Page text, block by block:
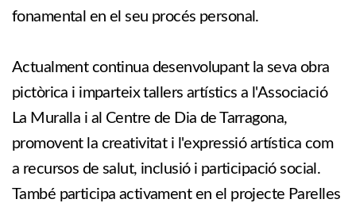
fonamental en el seu procés personal.
Actualment continua desenvolupant la seva obra
pictòrica i imparteix tallers artístics a l'Associació
La Muralla i al Centre de Dia de Tarragona,
promovent la creativitat i l'expressió artística com
a recursos de salut, inclusió i participació social.
També participa activament en el projecte Parelles